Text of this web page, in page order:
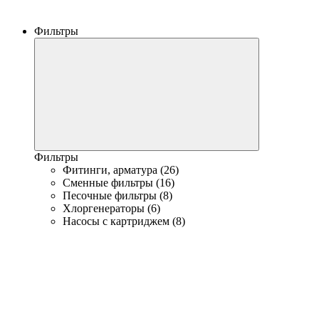
Фильтры
Фильтры
Фитинги, арматура (26)
Сменные фильтры (16)
Песочные фильтры (8)
Хлоргенераторы (6)
Насосы с картриджем (8)